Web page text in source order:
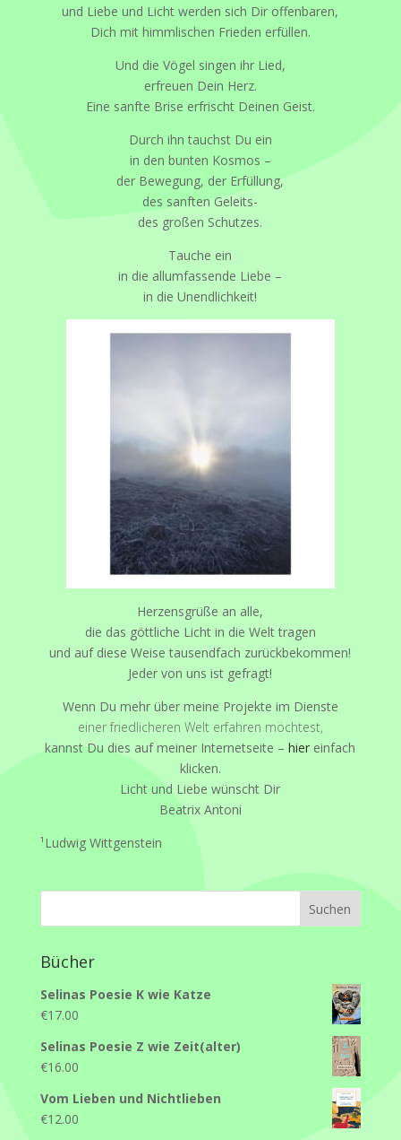
und Liebe und Licht werden sich Dir offenbaren,
Dich mit himmlischen Frieden erfüllen.
Und die Vögel singen ihr Lied,
erfreuen Dein Herz.
Eine sanfte Brise erfrischt Deinen Geist.
Durch ihn tauchst Du ein
in den bunten Kosmos –
der Bewegung, der Erfüllung,
des sanften Geleits-
des großen Schutzes.
Tauche ein
in die allumfassende Liebe –
in die Unendlichkeit!
Herzensgrüße an alle,
die das göttliche Licht in die Welt tragen
und auf diese Weise tausendfach zurückbekommen!
Jeder von uns ist gefragt!
Wenn Du mehr über meine Projekte im Dienste
einer friedlicheren Welt erfahren möchtest,
kannst Du dies auf meiner Internetseite –hier einfach
klicken.
Licht und Liebe wünscht Dir
Beatrix Antoni
¹Ludwig Wittgenstein
Bücher
Selinas Poesie K wie Katze
€17.00
Selinas Poesie Z wie Zeit(alter)
€16.00
Vom Lieben und Nichtlieben
€12.00